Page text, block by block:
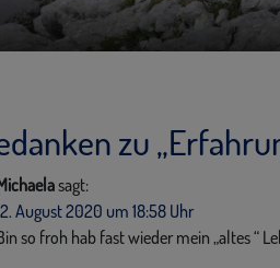
zu „
sagt:
August 2020 um 18:58 Uhr
so froh hab fast wieder mein „altes “